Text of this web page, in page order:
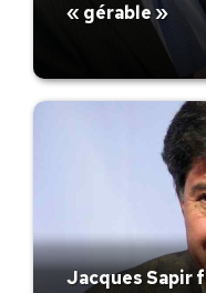
« gérable »
Jacques Sapir